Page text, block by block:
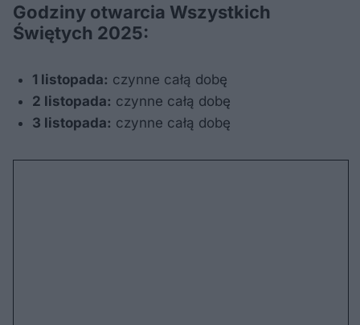
Godziny otwarcia Wszystkich
Świętych 2025:
1 listopada: czynne całą dobę
2 listopada: czynne całą dobę
3 listopada: czynne całą dobę